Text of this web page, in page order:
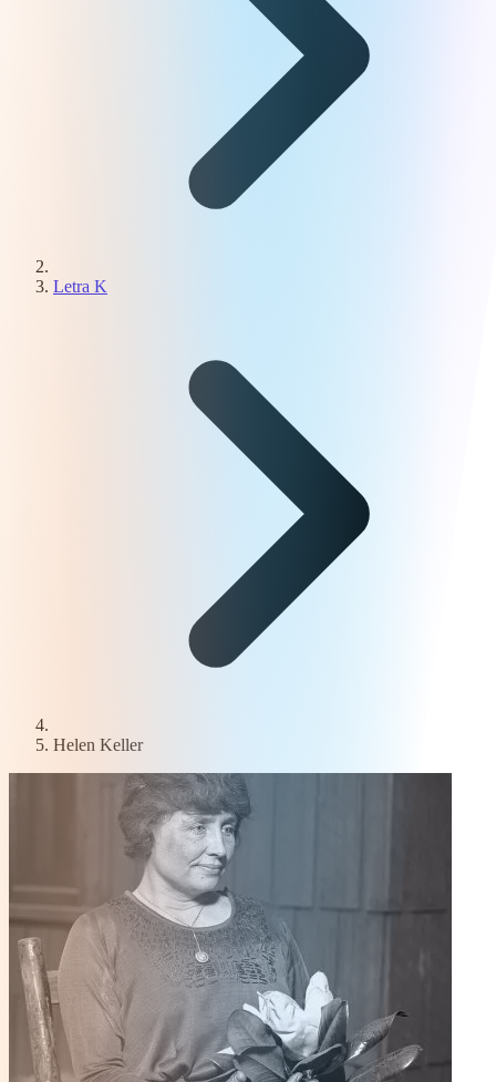
Letra K
Helen Keller